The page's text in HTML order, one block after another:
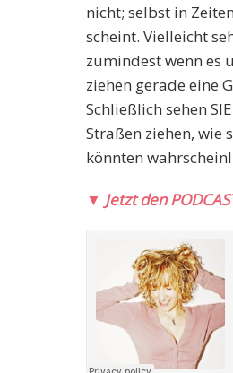
nicht; selbst in
scheint. Vielleicht
zumindest wenn es
ziehen gerade eine
Schließlich sehen
Straßen ziehen, wie
könnten
▼ Jetzt den